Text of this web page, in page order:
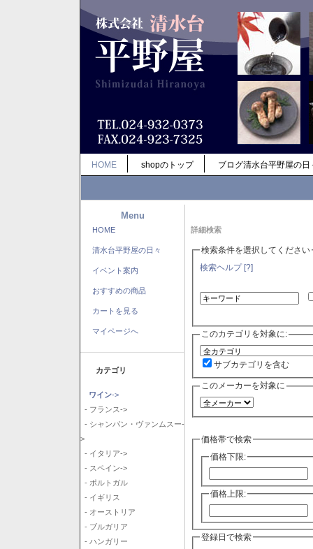
HOME shopのトップ ブログ清水台平野屋の日
Menu
HOME
清水台平野屋の日々
イベント案内
おすすめの商品
カートを見る
マイページへ
カテゴリ
ワイン->
- フランス->
- シャンパン・ヴァンムスー-
>
- イタリア->
- スペイン->
- ポルトガル
- イギリス
- オーストリア
- ブルガリア
- ハンガリー
詳細検索
検索条件を選択してください
検索ヘルプ [?]
このカテゴリを対象に:
サブカテゴリを含む
このメーカーを対象に
価格帯で検索
価格下限:
価格上限:
登録日で検索